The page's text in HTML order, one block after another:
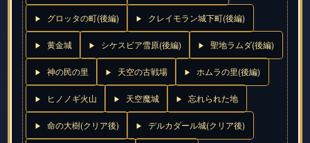
グロッタの町(後編) クレイモラン城下町(後編)
黄金城 シケスビア雪原(後編) 聖地ラムダ(後編)
神の民の里 天空の古戦場 ホムラの里(後編)
ヒノノギ火山 天空魔城 忘れられた地
命の大樹(クリア後) デルカダール城(クリア後)